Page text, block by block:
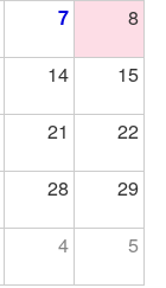
7
8
14
15
21
22
28
29
4 5